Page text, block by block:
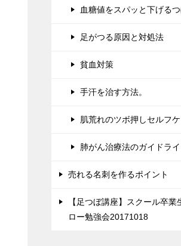
血糖値をスパッと下げる
足がつる原因と対処法
貧血対策
手汗を治す方法。
肌荒れのツボ押しセルフ
肺がん治療法のガイドラ
売れる名刺を作るポイント
【足つぼ講座】スクール卒業
ロー勉強会20171018